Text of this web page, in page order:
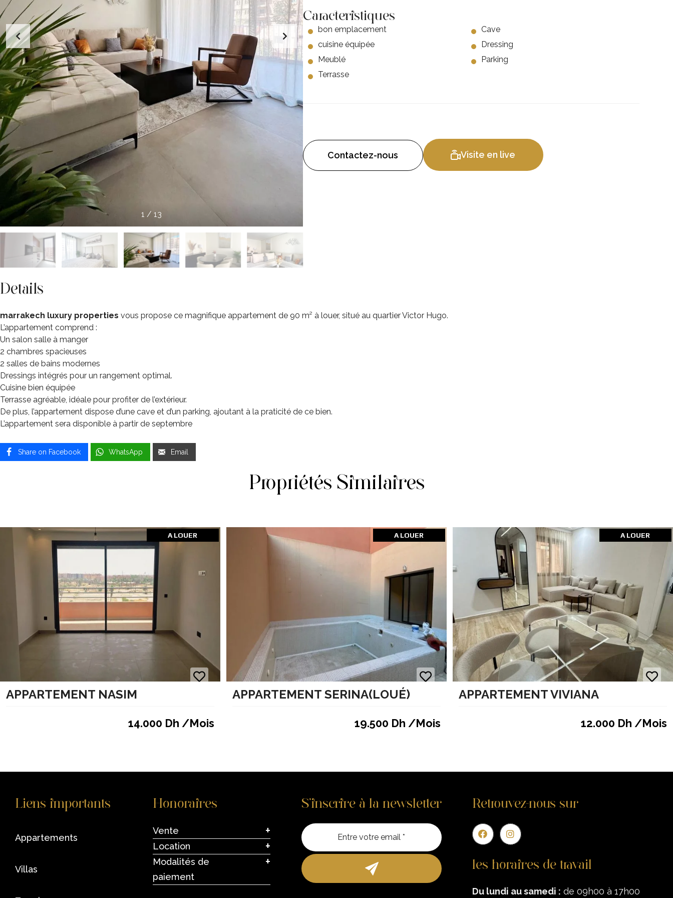
1 / 13
Caracteristiques
bon emplacement
Cave
cuisine équipée
Dressing
Meublé
Parking
Terrasse
Contactez-nous Visite en live
Details
marrakech luxury properties vous propose ce magnifique appartement de 90 m² à louer, situé au quartier Victor Hugo.
L’appartement comprend :
Un salon salle à manger
2 chambres spacieuses
2 salles de bains modernes
Dressings intégrés pour un rangement optimal.
Cuisine bien équipée
Terrasse agréable, idéale pour profiter de l’extérieur.
De plus, l’appartement dispose d’une cave et d’un parking, ajoutant à la praticité de ce bien.
L’appartement sera disponible à partir de septembre
Share on Facebook WhatsApp Email
Propriétés Similaires
A LOUER
APPARTEMENT NASIM
14.000 Dh /Mois
A LOUER
APPARTEMENT SERINA(LOUÉ)
19.500 Dh /Mois
A LOUER
APPARTEMENT VIVIANA
12.000 Dh /Mois
Liens importants
appartements
villas
Honoraires
Vente
Location
Modalités de
paiement
S’inscrire à la newsletter Retrouvez-nous sur
les horaires de travail
Du lundi au samedi : de 09h00 à 17h00